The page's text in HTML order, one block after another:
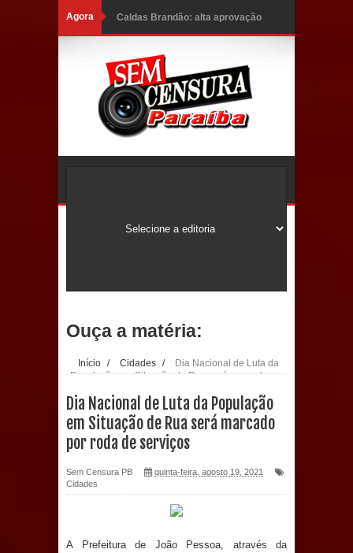
Agora Caldas Brandão: alta aprovação
Rolim e esvazia discurso da oposição
Coordenadora do CEO destaca
dentro do mês trabalhado e injeta R$
12 milhões na economia
Prefeitura de Sapé desenvolve ações
para preservar tamarindeiro e
revitalizar Memorial Augusto dos
Ouça a matéria:
Início / Cidades /
Dia Nacional de Luta da
População em Situação de Rua será marcado
Dia Nacional de Luta da População
em Situação de Rua será marcado
por roda de serviços
Sem Censura PB
quinta-feira, agosto 19, 2021
Cidades
A Prefeitura de João Pessoa, através da